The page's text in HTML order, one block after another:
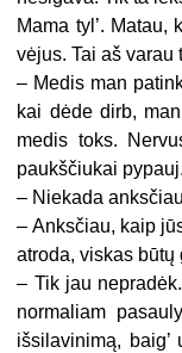
Mama tyl’.
vėjus. Tai aš varau
– Medis man
kai dėde dirb,
medis toks.
paukščiukai
– Niekada
– Anksčiau, kaip
atroda, viskas būtų
– Tik jau
normaliam
išsilavinimą, baig’